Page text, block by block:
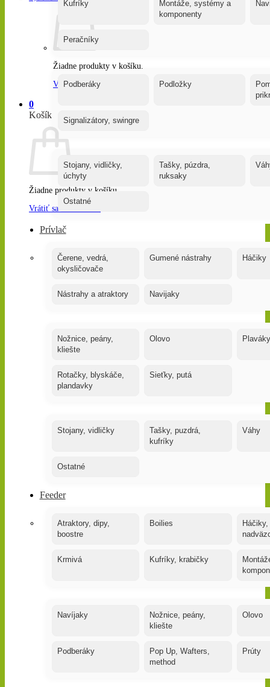
Žiadne produkty v košíku.
Vrátiť sa do obchodu
0
Košík
Žiadne produkty v košíku.
Vrátiť sa do obchodu
Kufríky
Montáže, systémy a
komponenty
Peračníky
Podberáky Podložky
Signalizátory, swingre
Stojany, vidličky,
úchyty
Tašky, púzdra,
ruksaky
Ostatné
Prívlač
Čerene, vedrá,
okysličovače
Gumené nástrahy Háčiky
Nástrahy a atraktory Navijaky
Nožnice, peány,
kliešte
Olovo Plaváky
Rotačky, blyskáče,
plandavky
Sieťky, putá
Stojany, vidličky
Tašky, puzdrá,
kufríky
Váhy
Ostatné
Feeder
Atraktory, dipy,
boostre
Boilies
Krmivá Kufríky, krabičky
Navíjaky
Nožnice, peány,
kliešte
Olovo
Podberáky
Pop Up, Wafters,
method
Prúty